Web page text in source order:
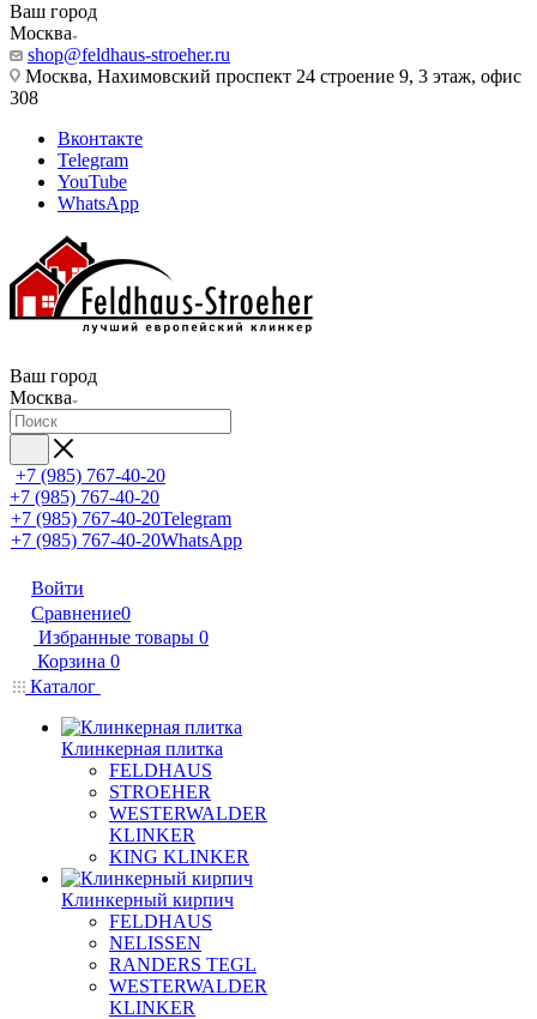
Ваш город
Москва
shop@feldhaus-stroeher.ru
Москва, Нахимовский проспект 24 строение 9, 3 этаж, офис
308
Вконтакте
Telegram
YouTube
WhatsApp
Ваш город
Москва
+7 (985) 767-40-20
+7 (985) 767-40-20
+7 (985) 767-40-20Telegram
+7 (985) 767-40-20WhatsApp
Войти
Сравнение0
Избранные товары 0
Корзина 0
Каталог
Клинкерная плитка
FELDHAUS
STROEHER
WESTERWALDER
KLINKER
KING KLINKER
Клинкерный кирпич
FELDHAUS
NELISSEN
RANDERS TEGL
WESTERWALDER
KLINKER